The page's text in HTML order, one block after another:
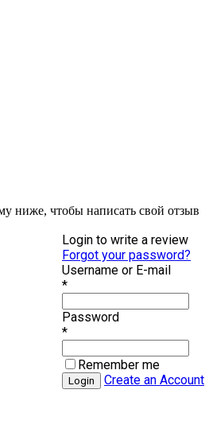
ниже, чтобы написать свой отзыв
Login to write a review
Forgot your password?
Username or E-mail
*
Password
*
Remember me
Create an Account